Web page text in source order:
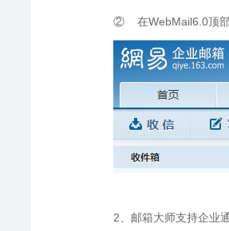
② 在WebMail6.0顶部
2、邮箱大师支持企业